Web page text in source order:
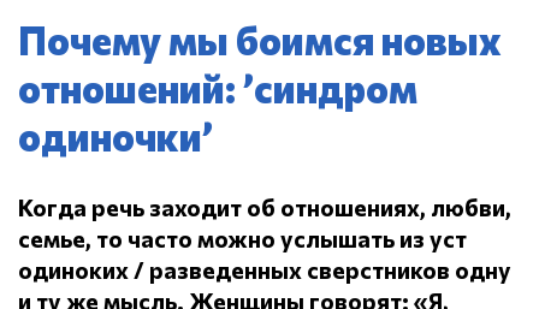
Почему мы боимся новых
отношений: ’синдром
одиночки’
Когда речь заходит об отношениях, любви,
семье, то часто можно услышать из уст
одиноких / разведенных сверстников одну
и ту же мысль. Женщины говорят: «Я,